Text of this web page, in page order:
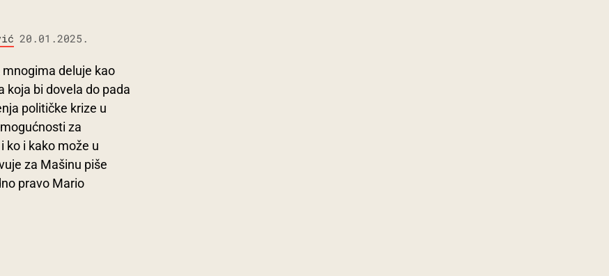
20.01.2025.
deluje kao
koja bi dovela do pada
političke krize u
za
ko i kako može u
za Mašinu piše
pravo Mario